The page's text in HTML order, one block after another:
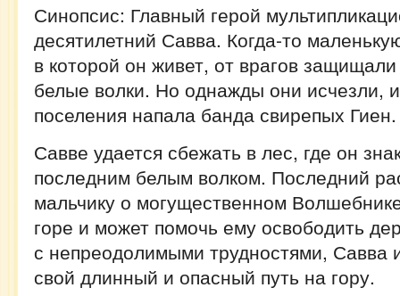
Синопсис: Главный герой
десятилетний Савва. Когда-то
в которой он живет, от врагов
белые волки. Но однажды они исчезли,
поселения напала банда свирепых Гиен.
Савве удается сбежать в лес, где он
последним белым волком. Последний
мальчику о могущественном
горе и может помочь ему освободить
с непреодолимыми трудностями, Савва
свой длинный и опасный путь на гору.